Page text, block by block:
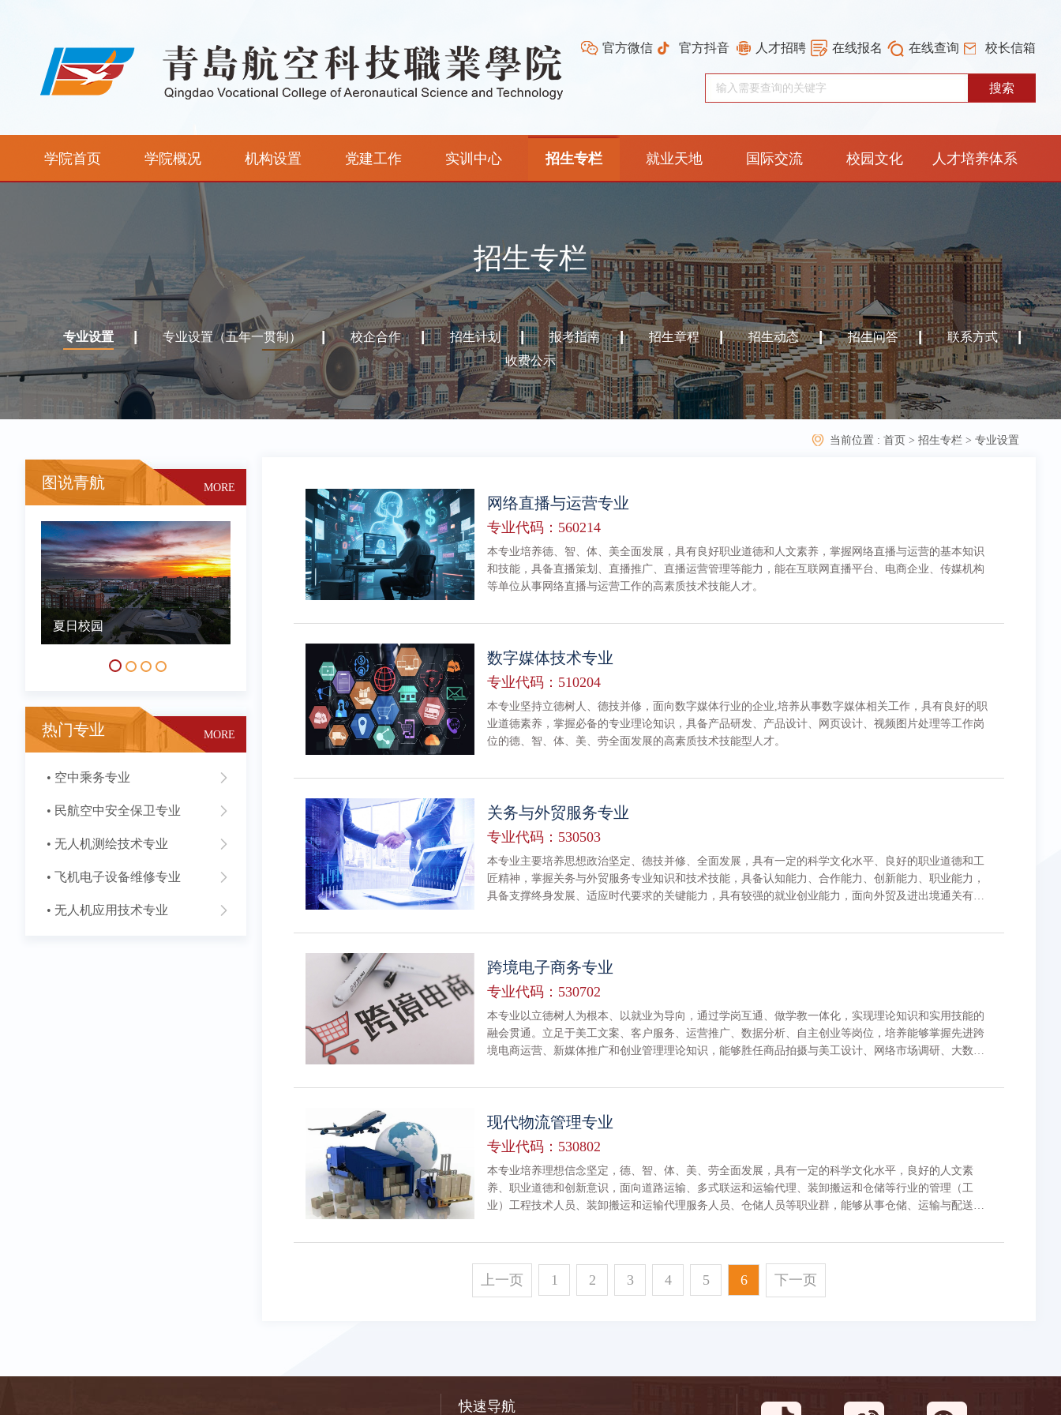
校长信箱
在线查询
在线报名
人才招聘
官方抖音
官方微信
学院首页 学院概况 机构设置 党建工作 实训中心 招生专栏 就业天地 国际交流 校园文化 人才培养体系
招生专栏
专业设置 专业设置（五年一贯制） 校企合作 招生计划 报考指南 招生章程 招生动态 招生问答
联系方式
收费公示
图说青航 MORE
夏日校园 秋日校园 校园景色
热门专业 MORE
• 空中乘务专业
• 民航空中安全保卫专业
• 无人机测绘技术专业
• 飞机电子设备维修专业
• 无人机应用技术专业
当前位置 : 首页 > 招生专栏> 专业设置
网络直播与运营专业
专业代码：560214
本专业培养德、智、体、美全面发展，具有良好职业道德和人文素养，掌握网络直播与运营的基本知识
和技能，具备直播策划、直播推广、直播运营管理等能力，能在互联网直播平台、电商企业、传媒机构
等单位从事网络直播与运营工作的高素质技术技能人才。
数字媒体技术专业
专业代码：510204
本专业坚持立德树人、德技并修，面向数字媒体行业的企业,培养从事数字媒体相关工作，具有良好的职
业道德素养，掌握必备的专业理论知识，具备产品研发、产品设计、网页设计、视频图片处理等工作岗
位的德、智、体、美、劳全面发展的高素质技术技能型人才。
关务与外贸服务专业
专业代码：530503
本专业主要培养思想政治坚定、德技并修、全面发展，具有一定的科学文化水平、良好的职业道德和工
匠精神，掌握关务与外贸服务专业知识和技术技能，具备认知能力、合作能力、创新能力、职业能力，
具备支撑终身发展、适应时代要求的关键能力，具有较强的就业创业能力，面向外贸及进出境通关有关
加工、保税仓储、国际运输等外贸服务工作的复合型技术技能人才。
跨境电子商务专业
专业代码：530702
本专业以立德树人为根本、以就业为导向，通过学岗互通、做学教一体化，实现理论知识和实用技能的
融会贯通。立足于美工文案、客户服务、运营推广、数据分析、自主创业等岗位，培养能够掌握先进跨
境电商运营、新媒体推广和创业管理理论知识，能够胜任商品拍摄与美工设计、网络市场调研、大数据
质技能人才。
现代物流管理专业
专业代码：530802
本专业培养理想信念坚定，德、智、体、美、劳全面发展，具有一定的科学文化水平，良好的人文素
养、职业道德和创新意识，面向道路运输、多式联运和运输代理、装卸搬运和仓储等行业的管理（工
业）工程技术人员、装卸搬运和运输代理服务人员、仓储人员等职业群，能够从事仓储、运输与配送、
上一页 1 2 3 4 5 6 下一页
快速导航